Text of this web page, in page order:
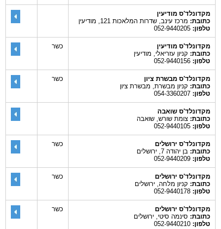
מקדונלד'ס מודיעין
כתובת:מרכז עינב, שדרות המלאכות 121, מודיעין
טלפון:052-9440205
מקדונלד'ס מודיעין
כתובת:קניון עזריאלי, מודיעין
טלפון:052-9440156
כשר
מקדונלד'ס מבשרת ציון
כתובת:קניון מבשרת, מבשרת ציון
טלפון:054-3360207
כשר
מקדונלד'ס שואבה
כתובת:צומת שורש, שואבה
טלפון:052-9440105
מקדונלד'ס ירושלים
כתובת:בן יהודה 7, ירושלים
טלפון:052-9440209
כשר
מקדונלד'ס ירושלים
כתובת:קניון מלחה, ירושלים
טלפון:052-9440178
כשר
מקדונלד'ס ירושלים
כתובת:סינמה סיטי, ירושלים
טלפון:052-9440210
כשר